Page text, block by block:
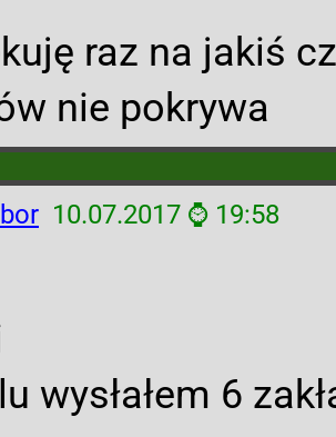
raz na jakiś
nie pokrywa
10.07.2017 ⌚ 19:58
wysłałem 6